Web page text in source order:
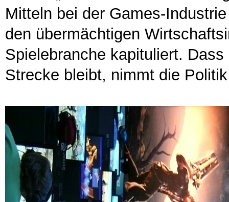
Mitteln bei der Games-
den übermächtigen
Spielebranche kapituliert.
Strecke bleibt, nimmt die